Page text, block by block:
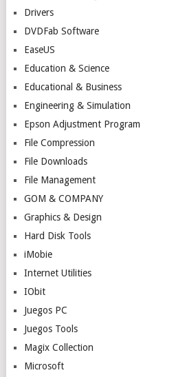
Drivers
DVDFab Software
EaseUS
Education & Science
Educational & Business
Engineering & Simulation
Epson Adjustment Program
File Compression
File Downloads
File Management
GOM & COMPANY
Graphics & Design
Hard Disk Tools
iMobie
Internet Utilities
IObit
Juegos PC
Juegos Tools
Magix Collection
Microsoft